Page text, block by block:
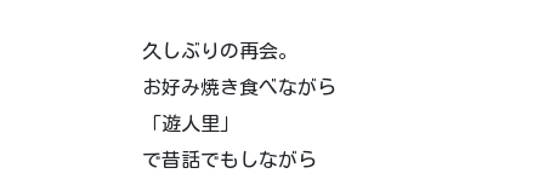
久しぶりの再会。
お好み焼き食べながら
「遊人里」
で昔話でもしながら